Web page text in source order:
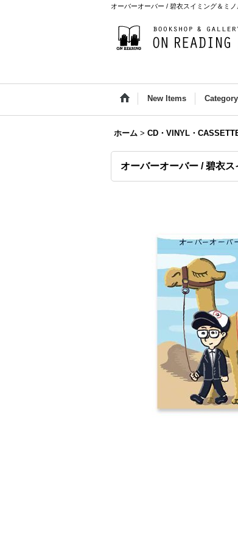
オーバーオーバー / 碧衣スイミング＆ミ
New Items Category
ホーム > CD・VINYL・
オーバーオーバー / 碧衣